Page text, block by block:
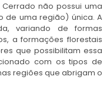
não possui uma
de uma região) única. A
variando de formas
a formações florestais
que possibilitam essa
com os tipos de
regiões que abrigam o